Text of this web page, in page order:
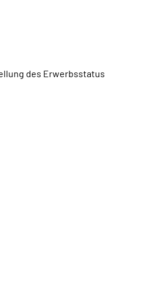
des Erwerbsstatus